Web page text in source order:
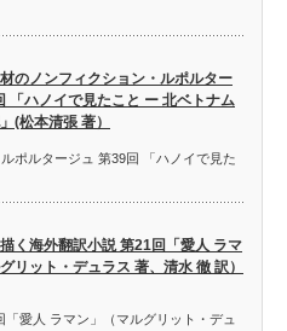
のノンフィクション・ルポルター
「ハノイで見たこと ー 北ベトナム
(松本清張 著）
ポルタージュ 第39回 「ハノイで見た
く海外翻訳小説 第21回「愛人 ラマ
リット・デュラス 著、清水 徹 訳）
愛人 ラマン」（マルグリット・デュ